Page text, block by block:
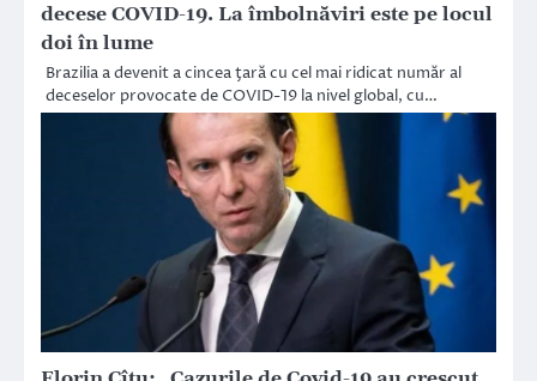
decese COVID-19. La îmbolnăviri este pe locul
doi în lume
Brazilia a devenit a cincea ţară cu cel mai ridicat număr al
deceselor provocate de COVID-19 la nivel global, cu…